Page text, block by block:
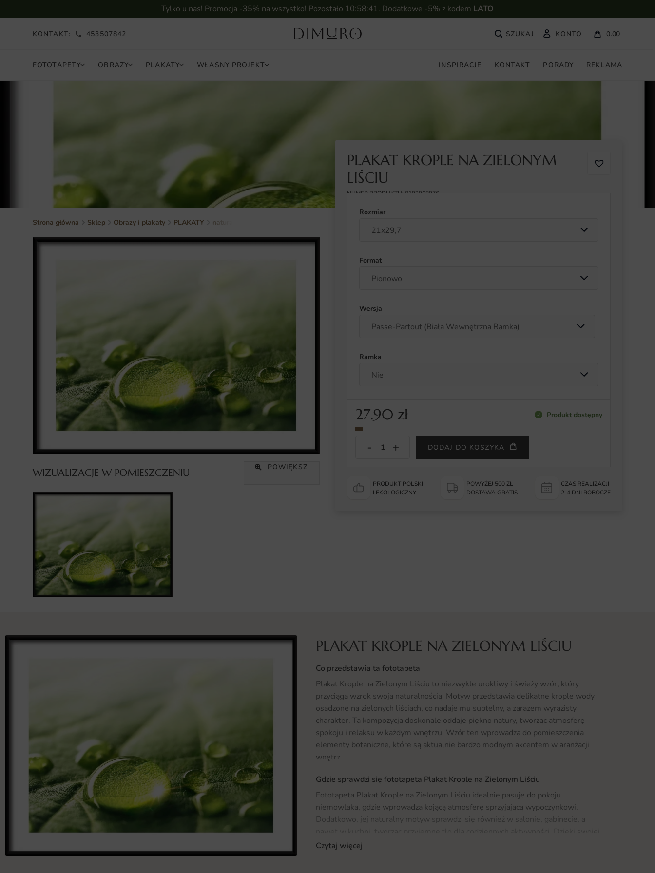
Tylko u nas! Promocja -35% na wszystko! Pozostało 10:58:40. Dodatkowe -5% z kodem LATO
KONTAKT: 453507842 KONTO 0.00
FOTOTAPETY OBRAZY PLAKATY WŁASNY PROJEKT INSPIRACJE KONTAKT PORADY REKLAMA
Strona główna Sklep Obrazy i plakaty PLAKATY natura i botanika
WIZUALIZACJE W POMIESZCZENIU POWIĘKSZ
PLAKAT KROPLE NA ZIELONYM
LIŚCIU
NUMER PRODUKTU: 0192968976
Rozmiar
Format
Wersja
Ramka
27.90 zł Produkt dostępny
DODAJ DO KOSZYKA
PRODUKT POLSKI
I EKOLOGICZNY
POWYŻEJ 500 ZŁ
DOSTAWA GRATIS
CZAS REALIZACJI
2-4 DNI ROBOCZE
PLAKAT KROPLE NA ZIELONYM LIŚCIU
Co przedstawia ta fototapeta
Plakat Krople na Zielonym Liściu to niezwykle urokliwy i świeży wzór, który
przyciąga wzrok swoją naturalnością. Motyw przedstawia delikatne krople wody
osadzone na zielonych liściach, co nadaje mu subtelny, a zarazem wyrazisty
charakter. Ta kompozycja doskonale oddaje piękno natury, tworząc atmosferę
spokoju i relaksu w każdym wnętrzu. Wzór ten wprowadza do pomieszczenia
elementy botaniczne, które są aktualnie bardzo modnym akcentem w aranżacji
wnętrz.
Gdzie sprawdzi się fototapeta Plakat Krople na Zielonym Liściu
Fototapeta Plakat Krople na Zielonym Liściu idealnie pasuje do pokoju
niemowlaka, gdzie wprowadza kojącą atmosferę sprzyjającą wypoczynkowi.
Dodatkowo, jej naturalny motyw sprawdzi się również w salonie, gabinecie, a
uniwersalności, ten plakat może być także doskonałym elementem dekoracyjnym
Czytaj więcej